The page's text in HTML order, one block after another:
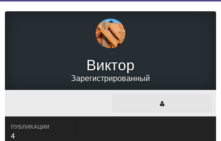
Виктор
Зарегистрированный
ПУБЛИКАЦИИ
4